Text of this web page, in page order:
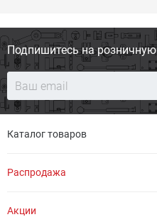
Подпишитесь на розничную
Каталог товаров
Распродажа
Акции